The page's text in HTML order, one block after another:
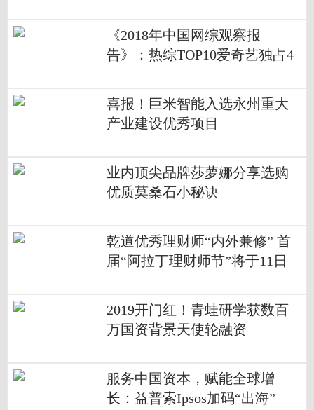
《2018年中国网综观察报
告》：热综TOP10爱奇艺独占4
喜报！巨米智能入选永州重大
产业建设优秀项目
业内顶尖品牌莎萝娜分享选购
优质莫桑石小秘诀
乾道优秀理财师“内外兼修” 首
届“阿拉丁理财师节”将于11日
2019开门红！青蛙研学获数百
万国资背景天使轮融资
服务中国资本，赋能全球增
长：益普索Ipsos加码“出海”